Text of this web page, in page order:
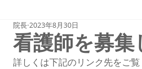
看護師を募集
院長 2023年8月30日
詳しくは下記のリンク先をご覧